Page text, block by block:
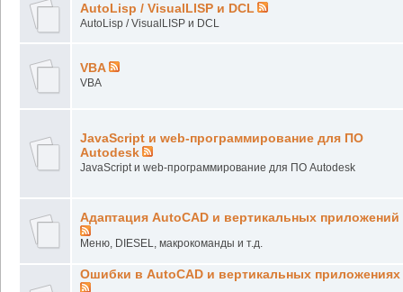
AutoLisp / VisualLISP и DCL
AutoLisp / VisualLISP и DCL
VBA
VBA
JavaScript и web-программирование для ПО
Autodesk
JavaScript и web-программирование для ПО Autodesk
Адаптация AutoCAD и вертикальных приложений
Меню, DIESEL, макрокоманды и т.д.
Ошибки в AutoCAD и вертикальных приложениях